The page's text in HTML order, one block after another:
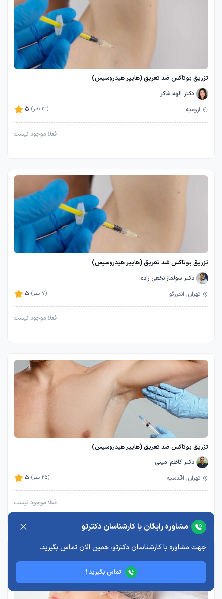
مشاوره رایگان با کارشناسان دکترتو
جهت مشاوره با کارشناسان دکترتو، همین الان تماس بگیرید.
تماس بگیرید !
تزریق بوتاکس ضد تعریق (هایپر هیدروسیس)
دکتر الهه شاکر
5
(13 نظر) ارومیه
فعلا موجود نیست
تزریق بوتاکس ضد تعریق (هایپر هیدروسیس)
دکتر سولماز نخعی زاده
5
(7 نظر) تهران, اندرزگو
فعلا موجود نیست
تزریق بوتاکس ضد تعریق (هایپر هیدروسیس)
دکتر کاظم امینی
5
(25 نظر) تهران, اقدسیه
فعلا موجود نیست